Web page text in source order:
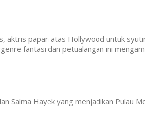
papan atas Hollywood untuk
fantasi dan petualangan ini
Salma Hayek yang menjadikan Pulau